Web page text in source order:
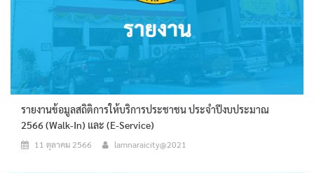
รายงานข้อมูลสถิติการให้บริการประชาชน ประจำปีงบประมาณ
2566 (Walk-In) และ (E-Service)
11 ตุลาคม 2566 lamnaraicity@2021